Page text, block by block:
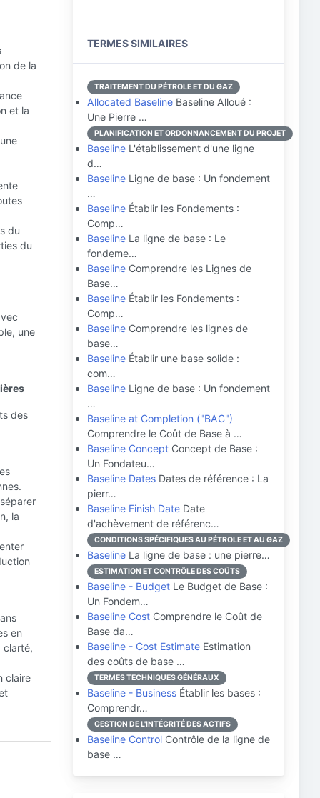
de la
et la
du
du
une
des
la
en
clarté,
claire
TERMES SIMILAIRES
TRAITEMENT DU PÉTROLE ET DU GAZ
Allocated Baseline Baseline Alloué :
Une Pierre …
PLANIFICATION ET ORDONNANCEMENT DU PROJET
Baseline L'établissement d'une ligne
d…
Baseline Ligne de base : Un fondement
…
Baseline Établir les Fondements :
Comp…
Baseline La ligne de base : Le
fondeme…
Baseline Comprendre les Lignes de
Base…
Baseline Établir les Fondements :
Comp…
Baseline Comprendre les lignes de
base…
Baseline Établir une base solide :
com…
Baseline Ligne de base : Un fondement
…
Baseline at Completion ("BAC")
Comprendre le Coût de Base à …
Baseline Concept Concept de Base :
Un Fondateu…
Baseline Dates Dates de référence : La
pierr…
Baseline Finish Date Date
d'achèvement de référenc…
CONDITIONS SPÉCIFIQUES AU PÉTROLE ET AU GAZ
Baseline La ligne de base : une pierre…
ESTIMATION ET CONTRÔLE DES COÛTS
Baseline - Budget Le Budget de Base :
Un Fondem…
Baseline Cost Comprendre le Coût de
Base da…
Baseline - Cost Estimate Estimation
des coûts de base …
TERMES TECHNIQUES GÉNÉRAUX
Baseline - Business Établir les bases :
Comprendr…
GESTION DE L'INTÉGRITÉ DES ACTIFS
Baseline Control Contrôle de la ligne de
base …